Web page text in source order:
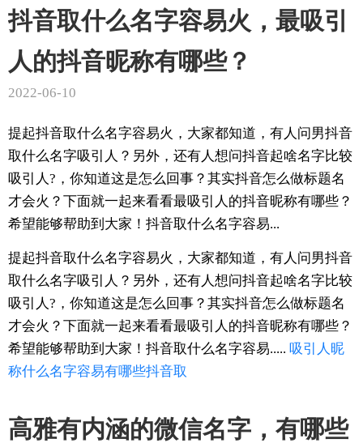
抖音取什么名字容易火，最吸引
人的抖音昵称有哪些？
2022-06-10
提起抖音取什么名字容易火，大家都知道，有人问男抖音
取什么名字吸引人？另外，还有人想问抖音起啥名字比较
吸引人?，你知道这是怎么回事？其实抖音怎么做标题名
才会火？下面就一起来看看最吸引人的抖音昵称有哪些？
希望能够帮助到大家！抖音取什么名字容易...
提起抖音取什么名字容易火，大家都知道，有人问男抖音
取什么名字吸引人？另外，还有人想问抖音起啥名字比较
吸引人?，你知道这是怎么回事？其实抖音怎么做标题名
才会火？下面就一起来看看最吸引人的抖音昵称有哪些？
希望能够帮助到大家！抖音取什么名字容易..... 吸引人 昵
称什么名字容易有哪些抖音取
高雅有内涵的微信名字，有哪些